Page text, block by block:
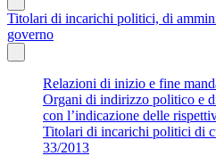
Titolari di incarichi politici, di
governo
Relazioni di inizio e fine
Organi di indirizzo politico e
con l’indicazione delle
Titolari di incarichi politici di
33/2013